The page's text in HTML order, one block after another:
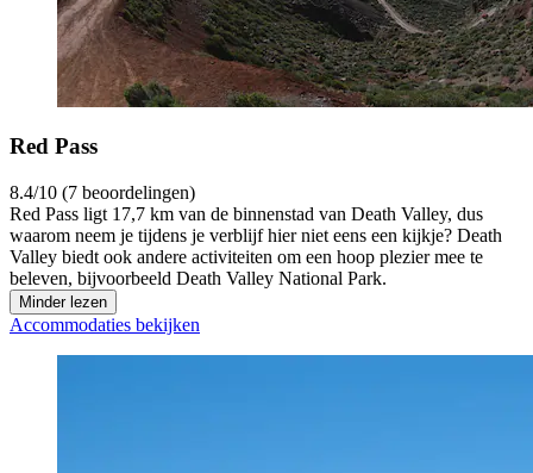
Red Pass
8.4/10 (7 beoordelingen)
Red Pass ligt 17,7 km van de binnenstad van Death Valley, dus
waarom neem je tijdens je verblijf hier niet eens een kijkje? Death
Valley biedt ook andere activiteiten om een hoop plezier mee te
beleven, bijvoorbeeld Death Valley National Park.
Minder lezen
Accommodaties bekijken